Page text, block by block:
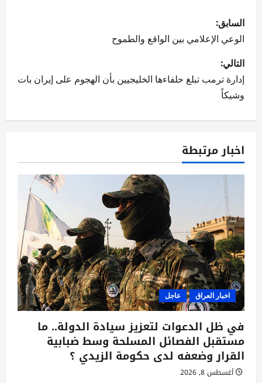
ت
ص
فّ
ح
ا
ل
م
ا
ل
ا
ت
السابق:
الوعي الإعلامي بين الواقع والطموح
التالي:
إدارة ترمب تبلغ حلفاءها الخليجيين بأن الهجوم على إيران بات
وشيكاً
اخبار مرتبطة
اخبار العراق عاجل
في ظل الدعوات لتعزيز سيادة الدولة.. ما
مستقبل الفصائل المسلحة وسط ضبابية
القرار وضعفه لدى حكومة الزيدي ؟
أغسطس 8, 2026